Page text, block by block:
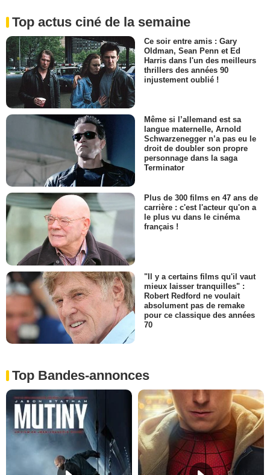
Top actus ciné de la semaine
Ce soir entre amis : Gary
Oldman, Sean Penn et Ed
Harris dans l'un des meilleurs
thrillers des années 90
injustement oublié !
Même si l’allemand est sa
langue maternelle, Arnold
Schwarzenegger n’a pas eu le
droit de doubler son propre
personnage dans la saga
Terminator
Plus de 300 films en 47 ans de
carrière : c'est l'acteur qu'on a
le plus vu dans le cinéma
français !
"Il y a certains films qu'il vaut
mieux laisser tranquilles" :
Robert Redford ne voulait
absolument pas de remake
pour ce classique des années
70
Top Bandes-annonces